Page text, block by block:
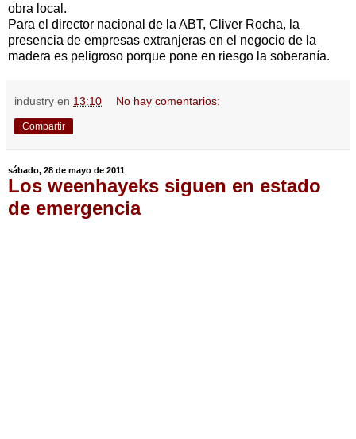
obra local.
Para el director nacional de la ABT, Cliver Rocha, la
presencia de empresas extranjeras en el negocio de la
madera es peligroso porque pone en riesgo la soberanía.
industry en 13:10 No hay comentarios:
Compartir
sábado, 28 de mayo de 2011
Los weenhayeks siguen en estado
de emergencia